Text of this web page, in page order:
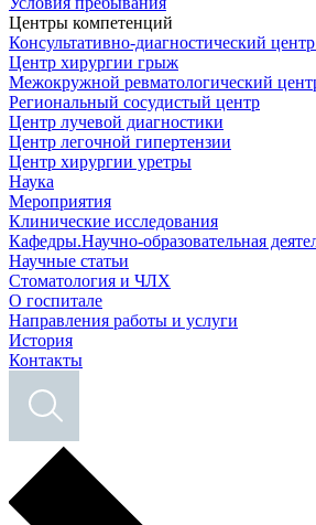
Центры компетенций
Консультативно-диагностический
Центр хирургии грыж
Межокружной ревматологический
Региональный сосудистый центр
Центр лучевой диагностики
Центр легочной гипертензии
Центр хирургии уретры
Наука
Мероприятия
Клинические исследования
Кафедры.Научно-образовательная
Научные статьи
Стоматология и ЧЛХ
О госпитале
Направления работы и услуги
История
Контакты